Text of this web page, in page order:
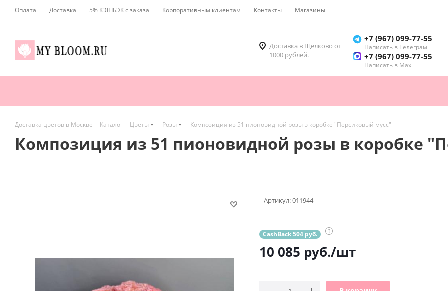
Оплата Доставка 5% КЭШБЭК с заказа Корпоративным клиентам Контакты Магазины
Доставка в Щёлково от
1000 рублей.
+7 (967) 099-77-55
Написать в Телеграм
+7 (967) 099-77-55
Написать в Мах
Доставка цветов в Москве - Каталог - Цветы - Розы - Композиция из 51 пионовидной розы в коробке "Персиковый мусс"
Композиция из 51 пионовидной розы в коробке
Артикул:011944
CashBack 504 руб. ?
10 085 руб./шт